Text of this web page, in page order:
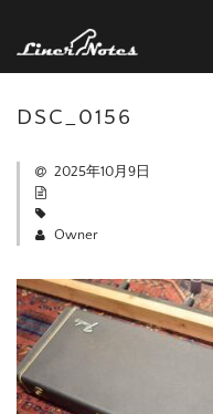
DSC_0156
2025年10月9日
Owner